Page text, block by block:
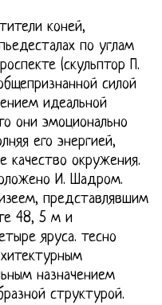
коней,
по углам
(скульптор П.
силой
идеальной
они эмоционально
его энергией,
качество окружения.
И. Шадром.
представлявшим
48, 5 м и
яруса. тесно
назначением
структурой.